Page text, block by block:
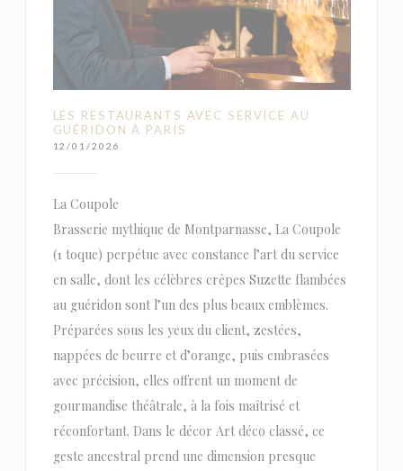
LES RESTAURANTS AVEC SERVICE AU
GUÉRIDON À PARIS
12/01/2026
La Coupole
Brasserie mythique de Montparnasse, La Coupole
(1 toque) perpétue avec constance l’art du service
en salle, dont les célèbres crêpes Suzette flambées
au guéridon sont l’un des plus beaux emblèmes.
Préparées sous les yeux du client, zestées,
nappées de beurre et d’orange, puis embrasées
avec précision, elles offrent un moment de
gourmandise théâtrale, à la fois maîtrisé et
réconfortant. Dans le décor Art déco classé, ce
geste ancestral prend une dimension presque